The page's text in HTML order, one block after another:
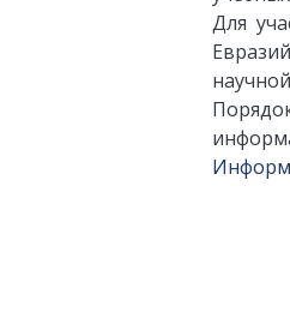
Для